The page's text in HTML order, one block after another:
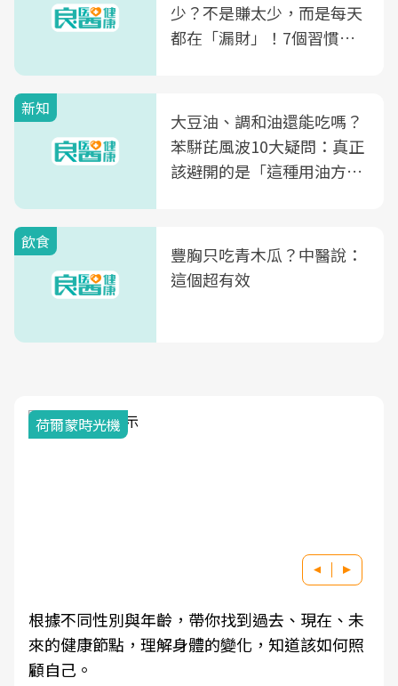
少？不是賺太少，而是每天
都在「漏財」！7個習慣一
新知
大豆油、調和油還能吃嗎？
苯駢芘風波10大疑問：真正
該避開的是「這種用油方
飲食
豐胸只吃青木瓜？中醫說：
這個超有效
荷爾蒙時光機
根據不同性別與年齡，帶你找到過去、現在、未
來的健康節點，理解身體的變化，知道該如何照
顧自己。